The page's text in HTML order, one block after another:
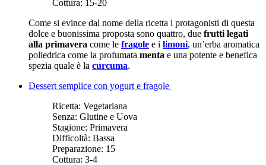
Cottura: 15-20
Come si evince dal nome della ricetta i protagonisti di questa
dolce e buonissima proposta sono quattro, due frutti legati
alla primavera come le fragole e i limoni, un’erba aromatica
poliedrica come la profumata menta e una potente e benefica
spezia quale è la curcuma.
Dessert semplice con yogurt e fragole
Ricetta: Vegetariana
Senza: Glutine e Uova
Stagione: Primavera
Difficoltà: Bassa
Preparazione: 15
Cottura: 3-4